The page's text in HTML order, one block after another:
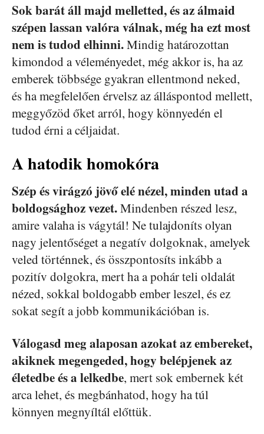
Sok barát áll majd melletted, és az álmaid
szépen lassan valóra válnak, még ha ezt most
nem is tudod elhinni.Mindig határozottan
kimondod a véleményedet, még akkor is, ha az
emberek többsége gyakran ellentmond neked,
és ha megfelelően érvelsz az álláspontod mellett,
meggyőzöd őket arról, hogy könnyedén el
tudod érni a céljaidat.
A hatodik homokóra
Szép és virágzó jövő elé nézel, minden utad a
boldogsághoz vezet.Mindenben részed lesz,
amire valaha is vágytál! Ne tulajdoníts olyan
nagy jelentőséget a negatív dolgoknak, amelyek
veled történnek, és összpontosíts inkább a
pozitív dolgokra, mert ha a pohár teli oldalát
nézed, sokkal boldogabb ember leszel, és ez
sokat segít a jobb kommunikációban is.
Válogasd meg alaposan azokat az embereket,
akiknek megengeded, hogy belépjenek az
életedbe és a lelkedbe, mert sok embernek két
arca lehet, és megbánhatod, hogy ha túl
könnyen megnyíltál előttük.